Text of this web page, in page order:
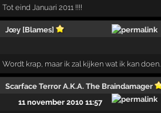
Tot eind Januari 2011 !!!!
Jœy [Blames]
Wordt krap, maar ik zal kijken wat ik kan doen.
Scarface Terror A.K.A. The Braindamager
11 november 2010 11:57